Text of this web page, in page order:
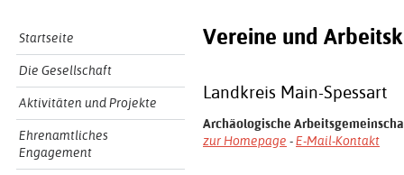
Startseite
Die Gesellschaft
Aktivitäten und Projekte
Ehrenamtliches
Engagement
Vereine und
Landkreis Main-Spessart
Archäologische
zur Homepage -E-Mail-Kontakt